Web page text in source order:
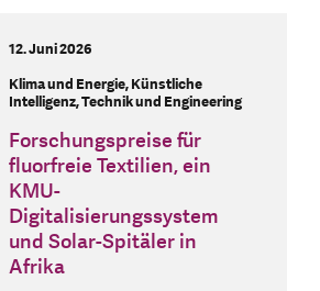
12. Juni 2026
Klima und Energie, Künstliche
Intelligenz, Technik und Engineering
Forschungspreise für
fluorfreie Textilien, ein
KMU-
Digitalisierungssystem
und Solar-Spitäler in
Afrika